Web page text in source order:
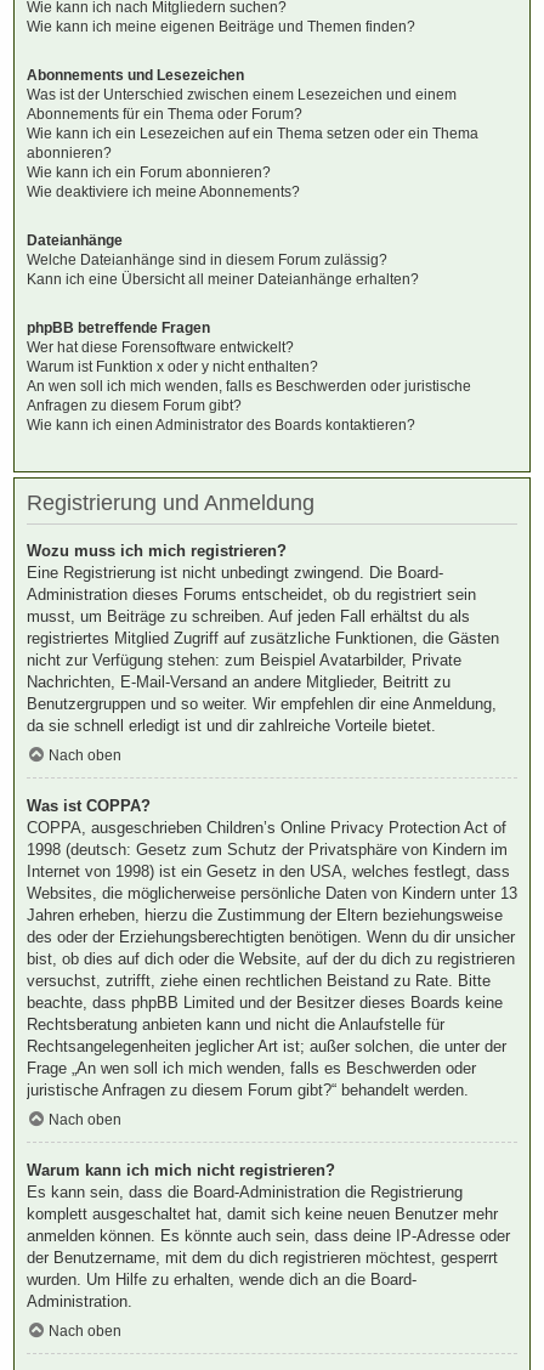
Wie kann ich nach Mitgliedern suchen?
Wie kann ich meine eigenen Beiträge und Themen finden?
Abonnements und Lesezeichen
Was ist der Unterschied zwischen einem Lesezeichen und einem
Abonnements für ein Thema oder Forum?
Wie kann ich ein Lesezeichen auf ein Thema setzen oder ein Thema
abonnieren?
Wie kann ich ein Forum abonnieren?
Wie deaktiviere ich meine Abonnements?
Dateianhänge
Welche Dateianhänge sind in diesem Forum zulässig?
Kann ich eine Übersicht all meiner Dateianhänge erhalten?
phpBB betreffende Fragen
Wer hat diese Forensoftware entwickelt?
Warum ist Funktion x oder y nicht enthalten?
An wen soll ich mich wenden, falls es Beschwerden oder juristische
Anfragen zu diesem Forum gibt?
Wie kann ich einen Administrator des Boards kontaktieren?
Registrierung und Anmeldung
Wozu muss ich mich registrieren?
Eine Registrierung ist nicht unbedingt zwingend. Die Board-
Administration dieses Forums entscheidet, ob du registriert sein
musst, um Beiträge zu schreiben. Auf jeden Fall erhältst du als
registriertes Mitglied Zugriff auf zusätzliche Funktionen, die Gästen
nicht zur Verfügung stehen: zum Beispiel Avatarbilder, Private
Nachrichten, E-Mail-Versand an andere Mitglieder, Beitritt zu
Benutzergruppen und so weiter. Wir empfehlen dir eine Anmeldung,
da sie schnell erledigt ist und dir zahlreiche Vorteile bietet.
Nach oben
Was ist COPPA?
COPPA, ausgeschrieben Children’s Online Privacy Protection Act of
1998 (deutsch: Gesetz zum Schutz der Privatsphäre von Kindern im
Internet von 1998) ist ein Gesetz in den USA, welches festlegt, dass
Websites, die möglicherweise persönliche Daten von Kindern unter 13
Jahren erheben, hierzu die Zustimmung der Eltern beziehungsweise
des oder der Erziehungsberechtigten benötigen. Wenn du dir unsicher
bist, ob dies auf dich oder die Website, auf der du dich zu registrieren
versuchst, zutrifft, ziehe einen rechtlichen Beistand zu Rate. Bitte
beachte, dass phpBB Limited und der Besitzer dieses Boards keine
Rechtsberatung anbieten kann und nicht die Anlaufstelle für
Rechtsangelegenheiten jeglicher Art ist; außer solchen, die unter der
Frage „An wen soll ich mich wenden, falls es Beschwerden oder
juristische Anfragen zu diesem Forum gibt?“ behandelt werden.
Nach oben
Warum kann ich mich nicht registrieren?
Es kann sein, dass die Board-Administration die Registrierung
komplett ausgeschaltet hat, damit sich keine neuen Benutzer mehr
anmelden können. Es könnte auch sein, dass deine IP-Adresse oder
der Benutzername, mit dem du dich registrieren möchtest, gesperrt
wurden. Um Hilfe zu erhalten, wende dich an die Board-
Administration.
Nach oben